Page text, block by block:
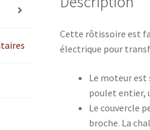
Cette rôtissoire est
électrique pour
Le moteur
poulet entier,
Le couvercle
broche. La